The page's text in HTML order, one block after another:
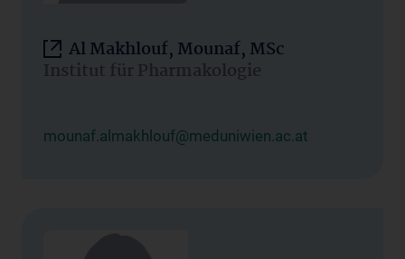
Al Makhlouf, Mounaf, MSc
Institut für Pharmakologie
mounaf.almakhlouf@meduniwien.ac.at